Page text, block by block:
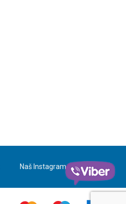
Naš Instagram Blog